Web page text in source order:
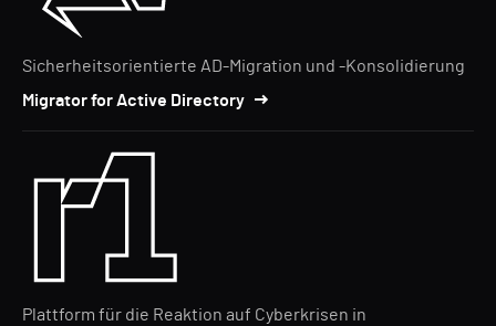
Sicherheitsorientierte AD-Migration und -Konsolidierung
Migrator for Active Directory
Plattform für die Reaktion auf Cyberkrisen in